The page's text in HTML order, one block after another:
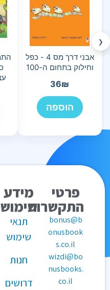
‹
אבני דרך מס 4 - כפל
וחילוק בתחום ה-100
36₪
הוספה
פרטי
התקשרות
bonus@b
onusbook
s.co.il
wizdi@bo
nusbooks.
co.il
מידע
תנאי
שימוש
חנות
דרושים